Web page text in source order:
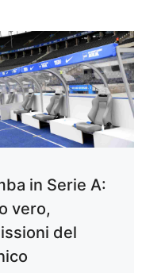
in Serie A:
vero,
del